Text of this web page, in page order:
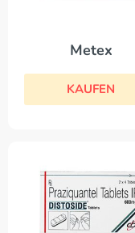
Metex
KAUFEN